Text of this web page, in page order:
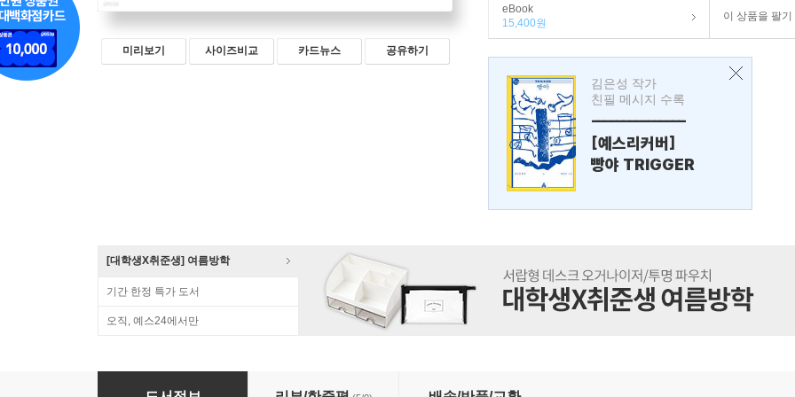
미리보기 사이즈비교 카드뉴스 공유하기
eBook
15,400원
이 상품을 팔기
김은성 작가
친필 메시지 수록
---------------
[예스리커버]
빵야 TRIGGER
[대학생X취준생] 여름방학
기간 한정 특가 도서
오직, 예스24에서만
인간 vs. AI 정규표현식 문제 풀이 대결